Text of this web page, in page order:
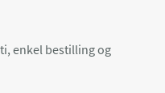
enkel bestilling og